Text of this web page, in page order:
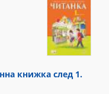
книжка след 1.